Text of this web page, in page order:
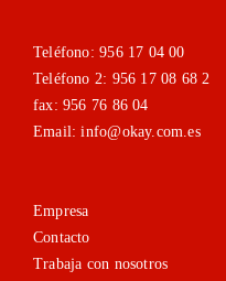
Teléfono: 956 17 04 00
Teléfono 2: 956 17 08 68 2
fax: 956 76 86 04
Email: info@okay.com.es
Empresa
Contacto
Trabaja con nosotros